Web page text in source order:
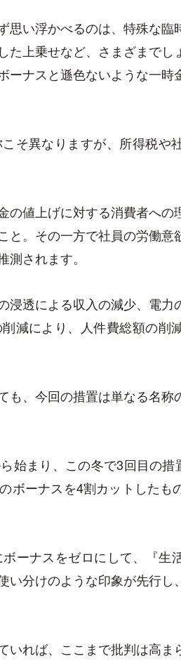
思い浮かべるのは、特殊な臨
た上乗せなど、さまざまでし
ーナスと遜色ないような一時
そ異なりますが、所得税や
の値上げに対する消費者への
と。その一方で社員の労働意
されます。
浸透による収入の減少、電力
減により、人件費総額の削
も、今回の措置は単なる名称
始まり、この冬で3回目の措
ボーナスを4割カットしたも
ーナスをゼロにして、『生
い分けのような印象が先行し
いれば、ここまで批判は高ま